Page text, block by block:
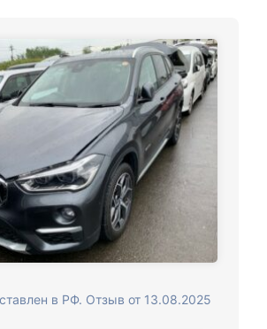
в РФ. Отзыв от 13.08.2025